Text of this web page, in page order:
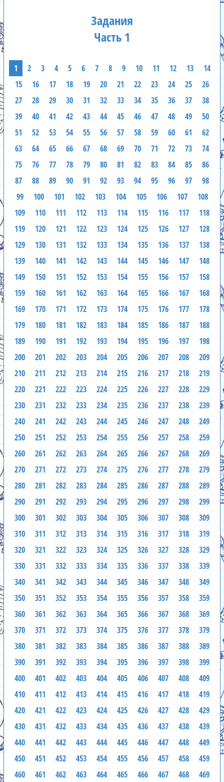
Задания
Часть 1
1 2 3 4 5 6 7 8 9 10 11 12 13
14
15
16 17 18 19 20 21 22 23 24 25
26
27
28 29 30 31 32 33 34 35 36 37
38
39
40 41 42 43 44 45 46 47 48 49
50
51
52 53 54 55 56 57 58 59 60 61
62
63
64 65 66 67 68 69 70 71 72 73
74
75
76 77 78 79 80 81 82 83 84 85
86
87
88 89 90 91 92 93 94 95 96 97
98
99
100 101 102 103 104 105 106 107
108
109
110 111 112 113 114 115 116 117
118
119
120 121 122 123 124 125 126 127
128
129
130 131 132 133 134 135 136 137
138
139
140 141 142 143 144 145 146 147
148
149
150 151 152 153 154 155 156 157
158
159
160 161 162 163 164 165 166 167
168
169
170 171 172 173 174 175 176 177
178
179
180 181 182 183 184 185 186 187
188
189
190 191 192 193 194 195 196 197
198
200
201 202 203 204 205 206 207 208
209
210
211 212 213 214 215 216 217 218
219
220
221 222 223 224 225 226 227 228
229
230
231 232 233 234 235 236 237 238
239
240
241 242 243 244 245 246 247 248
249
250
251 252 253 254 255 256 257 258
259
260
261 262 263 264 265 266 267 268
269
270
271 272 273 274 275 276 277 278
279
280
281 282 283 284 285 286 287 288
289
290
291 292 293 294 295 296 297 298
299
300
301 302 303 304 305 306 307 308
309
310
311 312 313 314 315 316 317 318
319
320
321 322 323 324 325 326 327 328
329
330
331 332 333 334 335 336 337 338
339
340
341 342 343 344 345 346 347 348
349
350
351 352 353 354 355 356 357 358
359
360
361 362 363 364 365 366 367 368
369
370
371 372 373 374 375 376 377 378
379
380
381 382 383 384 385 386 387 388
389
390
391 392 393 394 395 396 397 398
399
400
401 402 403 404 405 406 407 408
409
410
411 412 413 414 415 416 417 418
419
420
421 422 423 424 425 426 427 428
429
430
431 432 433 434 435 436 437 438
439
440
441 442 443 444 445 446 447 448
449
450
451 452 453 454 455 456 457 458
459
460
461 462 463 464 465 466 467 468 469